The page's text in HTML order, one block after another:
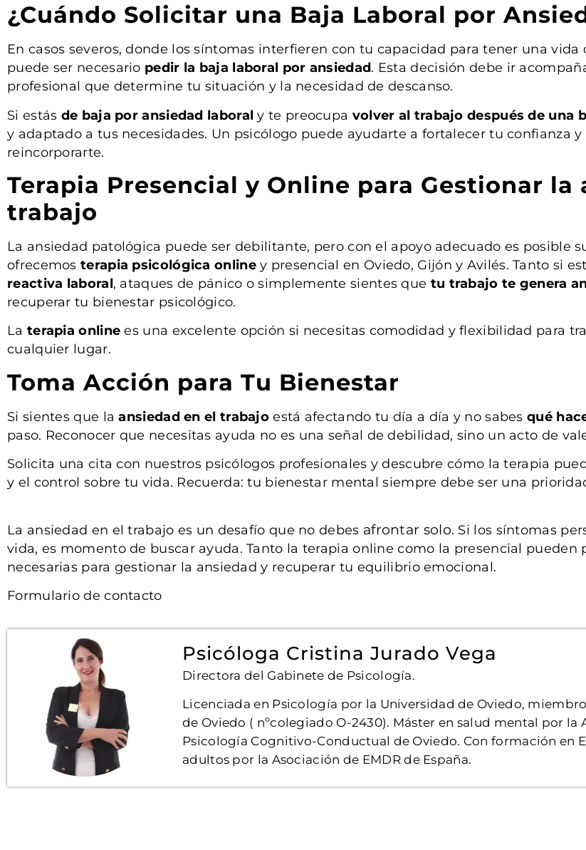
¿Cuándo Solicitar una Baja Laboral por
En casos severos, donde los síntomas interfieren con tu capacidad para tener una
puede ser necesario pedir la baja laboral por ansiedad. Esta decisión debe ir
profesional que determine tu situación y la necesidad de descanso.
Si estás de baja por ansiedad laboral y te preocupa volver al trabajo después de una
y adaptado a tus necesidades. Un psicólogo puede ayudarte a fortalecer tu confianza
reincorporarte.
Terapia Presencial y Online para Gestionar la
trabajo
La ansiedad patológica puede ser debilitante, pero con el apoyo adecuado es posible
ofrecemosterapia psicológica onliney presencial en Oviedo, Gijón y Avilés. Tanto si
reactiva laboral, ataques de pánico o simplemente sientes que tu trabajo te genera
recuperar tu bienestar psicológico.
La terapia online es una excelente opción si necesitas comodidad y flexibilidad para
cualquier lugar.
Toma Acción para Tu Bienestar
Si sientes que laansiedad en el trabajo está afectando tu día a día y no sabesqué
paso. Reconocer que necesitas ayuda no es una señal de debilidad, sino un acto de
Solicita una cita con nuestros psicólogos profesionales y descubre cómo la terapia
y el control sobre tu vida. Recuerda: tu bienestar mental siempre debe ser una
La ansiedad en el trabajo es un desafío que no debes afrontar solo. Si los síntomas
vida, es momento de buscar ayuda. Tanto la terapia online como la presencial
necesarias para gestionar la ansiedad y recuperar tu equilibrio emocional.
Formulario de contacto
Psicóloga Cristina Jurado Vega
Directora del Gabinete de Psicología.
Licenciada en Psicología por la Universidad de Oviedo,
de Oviedo ( nºcolegiado O-2430). Máster en salud mental por la
Psicología Cognitivo-Conductual de Oviedo. Con formación en
adultos por la Asociación de EMDR de España.